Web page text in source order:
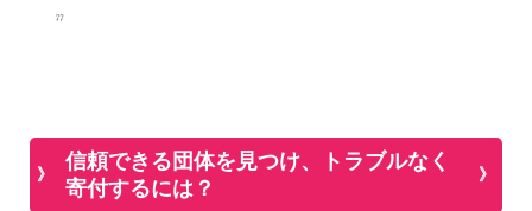
信頼できる団体を見つけ、トラブルなく
寄付するには？